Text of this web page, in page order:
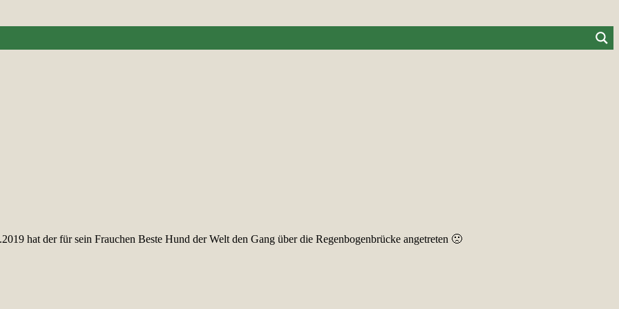
hat der für sein Frauchen Beste Hund der Welt den Gang über die Regenbogenbrücke angetreten 🙁